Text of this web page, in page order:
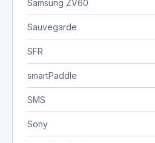
Samsung ZV60
Sauvegarde
SFR
smartPaddle
SMS
Sony